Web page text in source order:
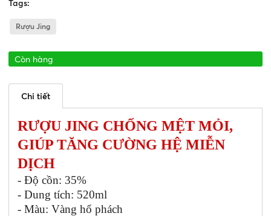
Tags:
Rượu Jing
Còn hàng
Chi tiết
RƯỢU JING CHỐNG MỆT MỎI,
GIÚP TĂNG CƯỜNG HỆ MIỄN
DỊCH
- Độ cồn: 35%
- Dung tích: 520ml
- Màu: Vàng hổ phách